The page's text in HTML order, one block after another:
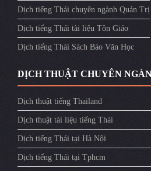
Dịch tiếng Thái chuyên ngành Quản Trị
Dịch tiếng Thái tài liệu Tôn Giáo
Dịch tiếng Thái Sách Báo Văn Học
DỊCH THUẬT CHUYÊN
Dịch thuật tiếng Thailand
Dịch thuật tài liệu tiếng Thái
Dịch tiếng Thái tại Hà Nội
Dịch tiếng Thái tại Tphcm